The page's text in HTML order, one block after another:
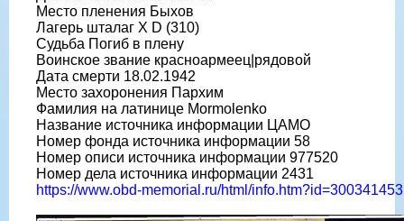
Место пленения Быхов
Лагерь шталаг X D (310)
Судьба Погиб в плену
Воинское звание красноармеец|рядовой
Дата смерти 18.02.1942
Место захоронения Пархим
Фамилия на латинице Mormolenko
Название источника информации ЦАМО
Номер фонда источника информации 58
Номер описи источника информации 977520
Номер дела источника информации 2431
https://www.obd-memorial.ru/html/info.htm?id=300341453